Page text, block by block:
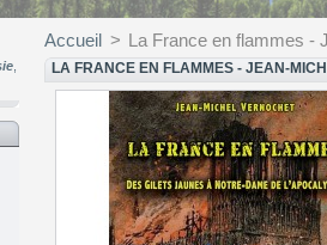
,
Accueil > La France en flammes -
LA FRANCE EN FLAMMES - JEAN-